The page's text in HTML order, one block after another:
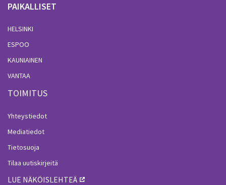
PAIKALLISET
HELSINKI
ESPOO
KAUNIAINEN
VANTAA
TOIMITUS
Yhteystiedot
Mediatiedot
Tietosuoja
Tilaa uutiskirjeitä
LUE NÄKÖISLEHTEÄ